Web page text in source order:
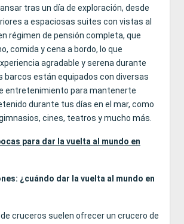
tras un día de exploración, desde
a espaciosas suites con vistas al
régimen de pensión completa, que
comida y cena a bordo, lo que
agradable y serena durante
barcos están equipados con diversas
entretenimiento para mantenerte
durante tus días en el mar, como
cines, teatros y mucho más.
para dar la vuelta al mundo en
¿cuándo dar la vuelta al mundo en
cruceros suelen ofrecer un crucero de